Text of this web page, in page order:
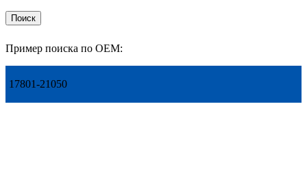
Поиск
Пример поиска по OEM:
17801-21050